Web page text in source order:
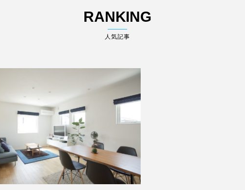
RANKING
人気記事